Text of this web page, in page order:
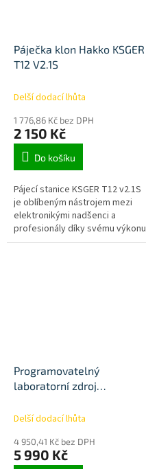
Páječka klon Hakko KSGER
T12 V2.1S
Delší dodací lhůta
1 776,86 Kč bez DPH
2 150 Kč
Do košíku
Pájecí stanice KSGER T12 v2.1S
je oblíbeným nástrojem mezi
elektronikými nadšenci a
profesionály díky svému výkonu
a funkcionalitě. Je vybavena
Programovatelný
laboratorní zdroj
Delší dodací lhůta
4 950,41 Kč bez DPH
5 990 Kč